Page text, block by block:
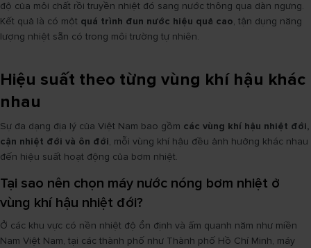
độ của môi chất rồi truyền nhiệt đó sang nước thông qua dàn ngưng.
Kết quả là có một quá trình đun nước hiệu quả cao, tận dụng năng
lượng nhiệt sẵn có trong môi trường tự nhiên.
Hiệu suất theo từng vùng khí hậu khác
nhau
Sự đa dạng địa lý của Việt Nam bao gồm các vùng khí hậu nhiệt đới,
cận nhiệt đới và ôn đới, mỗi vùng khí hậu đều ảnh hưởng khác nhau
đến hiệu suất hoạt động của bơm nhiệt.
Tại sao nên chọn máy nước nóng bơm nhiệt ở
vùng khí hậu nhiệt đới?
Ở các khu vực có nền nhiệt độ ổn định và ấm quanh năm như miền
Nam Việt Nam, tại các thành phố như Thành phố Hồ Chí Minh, máy